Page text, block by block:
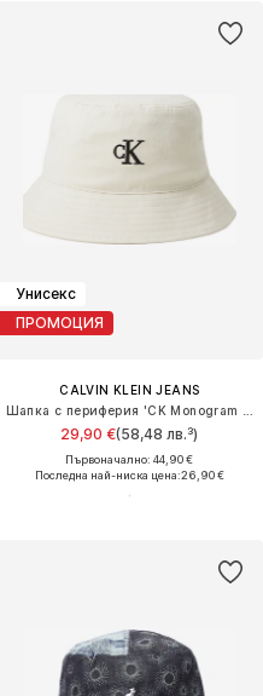
Унисекс
ПРОМОЦИЯ
CALVIN KLEIN JEANS
29,90 €(58,48 лв.³)
Първоначално: 44,90 €
Последна най-ниска цена:26,90 €